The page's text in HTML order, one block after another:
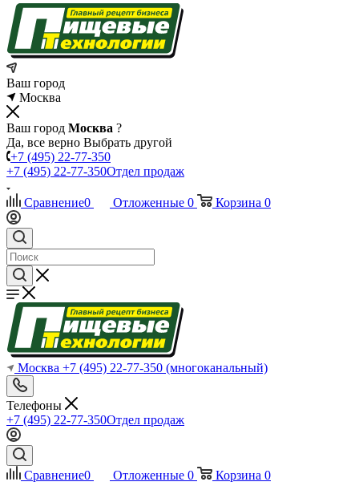
Ваш город
Москва
Ваш город Москва ?
Да, все верно Выбрать другой
+7 (495) 22-77-350
+7 (495) 22-77-350Отдел продаж
Сравнение0 Отложенные 0 Корзина 0
Москва +7 (495) 22-77-350 (многоканальный)
Телефоны
+7 (495) 22-77-350Отдел продаж
Сравнение0 Отложенные 0 Корзина 0